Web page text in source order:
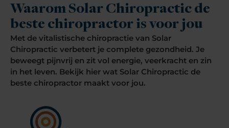
Waarom Solar Chiropractic de
beste chiropractor is voor jou
Met de vitalistische chiropractie van Solar
Chiropractic verbetert je complete gezondheid. Je
beweegt pijnvrij en zit vol energie, veerkracht en zin
in het leven. Bekijk hier wat Solar Chiropractic de
beste chiropractor maakt voor jou.